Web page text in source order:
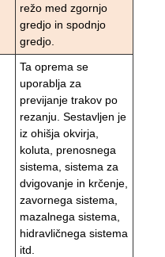
režo med zgornjo
gredjo in spodnjo
gredjo.
Ta oprema se
uporablja za
previjanje trakov po
rezanju. Sestavljen je
iz ohišja okvirja,
koluta, prenosnega
sistema, sistema za
dvigovanje in krčenje,
zavornega sistema,
mazalnega sistema,
hidravličnega sistema
itd.